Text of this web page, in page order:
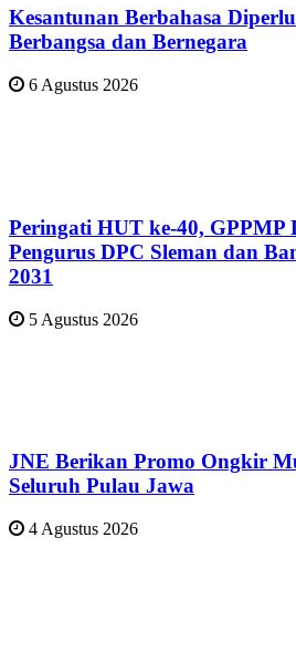
Kesantunan Berbahasa
Berbangsa dan Bernegara
6 Agustus 2026
Peringati HUT ke-40, GPPMP
Pengurus DPC Sleman dan
2031
5 Agustus 2026
JNE Berikan Promo Ongkir
Seluruh Pulau Jawa
4 Agustus 2026